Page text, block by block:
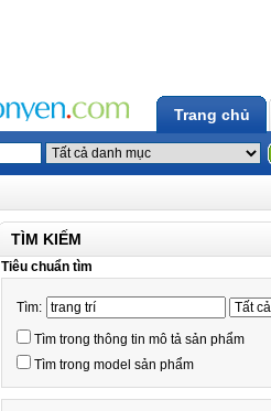
Trang chủ
TÌM KIẾM
Tiêu chuẩn tìm
Tìm:
Tìm trong thông tin mô tả sản phẩm
Tìm trong model sản phẩm